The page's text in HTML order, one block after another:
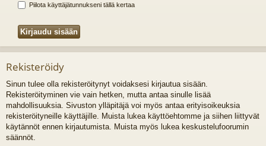
Piilota käyttäjätunnukseni tällä kertaa
Rekisteröidy
Sinun tulee olla rekisteröitynyt voidaksesi kirjautua sisään.
Rekisteröityminen vie vain hetken, mutta antaa sinulle lisää
mahdollisuuksia. Sivuston ylläpitäjä voi myös antaa erityisoikeuksia
rekisteröityneille käyttäjille. Muista lukea käyttöehtomme ja siihen liittyvät
käytännöt ennen kirjautumista. Muista myös lukea keskustelufoorumin
säännöt.